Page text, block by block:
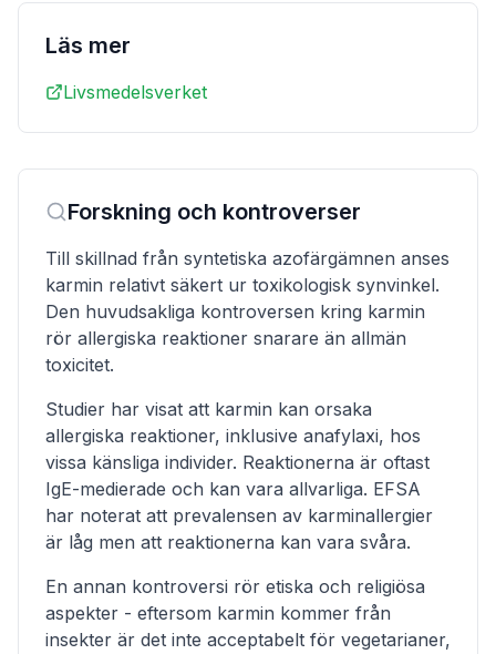
Läs mer
Livsmedelsverket
Forskning och kontroverser
Till skillnad från syntetiska azofärgämnen anses
karmin relativt säkert ur toxikologisk synvinkel.
Den huvudsakliga kontroversen kring karmin
rör allergiska reaktioner snarare än allmän
toxicitet.
Studier har visat att karmin kan orsaka
allergiska reaktioner, inklusive anafylaxi, hos
vissa känsliga individer. Reaktionerna är oftast
IgE-medierade och kan vara allvarliga. EFSA
har noterat att prevalensen av karminallergier
är låg men att reaktionerna kan vara svåra.
En annan kontroversi rör etiska och religiösa
aspekter - eftersom karmin kommer från
insekter är det inte acceptabelt för vegetarianer,